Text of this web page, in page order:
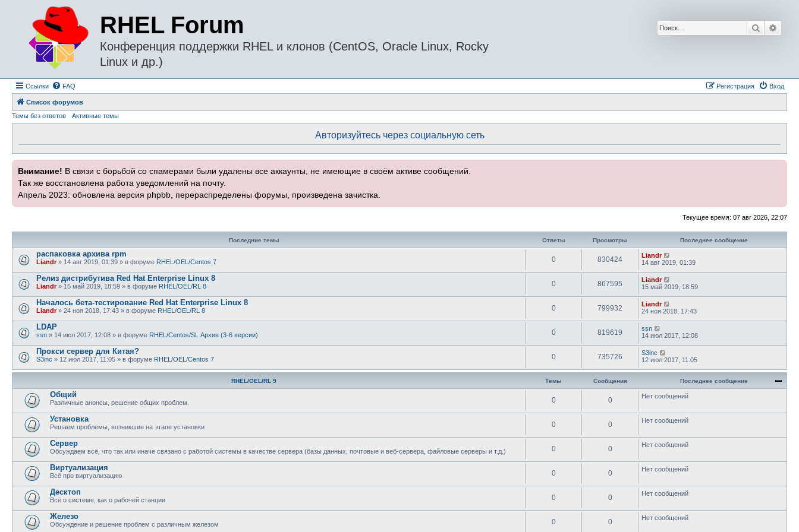
RHEL Forum
Конференция поддержки RHEL и клонов (CentOS, Oracle Linux, Rocky
Linux и др.)
Поиск
Ссылки FAQ Вход
Регистрация
Список форумов
Темы без ответов
Активные темы
Авторизуйтесь через социальную сеть
Внимание! В связи с борьбой со спамерами были удалены все аккаунты, не имеющие в своём активе сообщений.
Так же восстановлена работа уведомлений на почту.
Апрель 2023: обновлена версия phpbb, перераспределены форумы, произведена зачистка.
Текущее время: 07 авг 2026, 22:07
Последние темы Ответы Просмотры Последнее сообщение
распаковка архива rpm
Liandr» 14 авг 2019, 01:39 » в форуме RHEL/OEL/Centos 7 0 830424
Liandr
14 авг 2019, 01:39
Релиз дистрибутива Red Hat Enterprise Linux 8
Liandr» 15 май 2019, 18:59 » в форуме RHEL/OEL/RL 8 0 867595
Liandr
15 май 2019, 18:59
Началось бета-тестирование Red Hat Enterprise Linux 8
Liandr» 24 ноя 2018, 17:43 » в форуме RHEL/OEL/RL 8 0 799932
Liandr
24 ноя 2018, 17:43
LDAP
ssn » 14 июл 2017, 12:08 » в форуме RHEL/Centos/SL Архив (3-6 версии) 0 819619
ssn
14 июл 2017, 12:08
Прокси сервер для Китая?
S3inc » 12 июл 2017, 11:05 » в форуме RHEL/OEL/Centos 7 0 735726
S3inc
12 июл 2017, 11:05
RHEL/OEL/RL 9 Темы Сообщения Последнее сообщение
Общий
Различные анонсы, решение общих проблем. 0 0 Нет сообщений
Установка
Решаем проблемы, возникшие на этапе установки 0 0 Нет сообщений
Сервер
Обсуждаем всё, что так или иначе связано с работой системы в качестве сервера (базы данных, почтовые и веб-сервера, файловые серверы и т.д.) 0 0 Нет сообщений
Виртуализация
Всё про виртуализацию 0 0 Нет сообщений
Десктоп
Всё о системе, как о рабочей станции 0 0 Нет сообщений
Железо
Обсуждение и решение проблем с различным железом 0 0 Нет сообщений